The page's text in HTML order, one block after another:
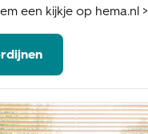
een kijkje op hema.nl >